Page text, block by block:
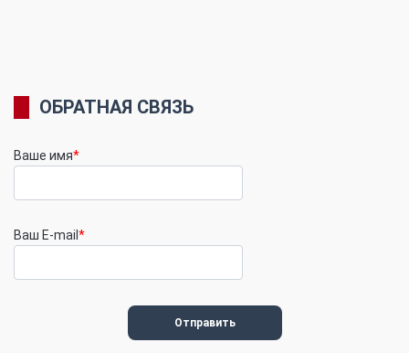
ОБРАТНАЯ СВЯЗЬ
Ваше имя*
Ваш E-mail *